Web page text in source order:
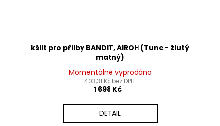
kšilt pro přilby BANDIT, AIROH (Tune - žlutý
matný)
Momentálně vyprodáno
1 403,31 Kč bez DPH
1 698 Kč
DETAIL